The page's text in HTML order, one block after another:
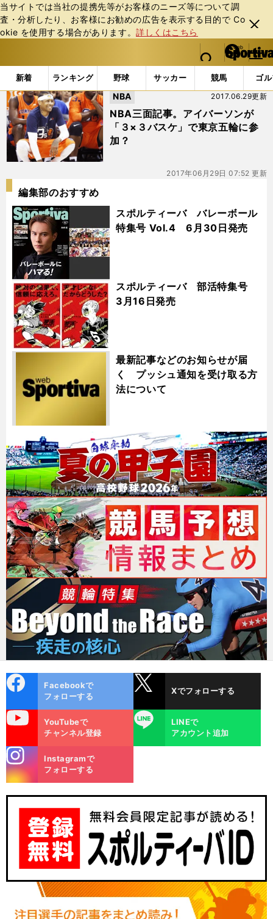
当サイトでは当社の提携先等がお客様のニーズ等について調
査・分析したり、お客様にお勧めの広告を表⽰する⽬的で Co
okie を使⽤する場合があります。詳しくはこちら
閉じ
る
web Sportiva (webスポルティーバ)
検索
マイペ
ー
ジ
メニュ
新着 ランキング 野球 サッカー 競馬 ゴ
b
ス
ポ
ル
テ
ィ
ー
バ
「#JRスミス」の最新ニュース・ 情報
NBA三面記事。アイバーソンが
「３×３バスケ」で東京五輪に参
加？
2017.06.29更新
NBA
2017年06月29日 07:52 更新
編集部のおすすめ
スポルティーバ バレーボール
特集号 Vol.4 6月30日発売
スポルティーバ 部活特集号
3月16日発売
最新記事などのお知らせが届
く プッシュ通知を受け取る方
法について
ok
Facebookで
フォローする
Xでフォローする
YouTubeで
チャンネル登録
LINE
LINEで
アカウント追加
m
Instagramで
フォローする